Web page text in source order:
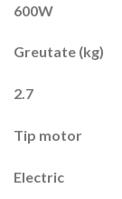
600W
Greutate (kg)
2.7
Tip motor
Electric